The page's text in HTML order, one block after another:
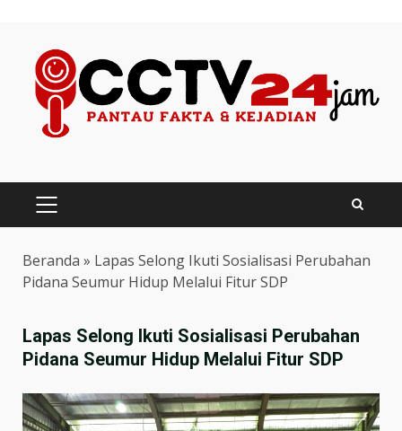
content
PRIMARY
MENU
Beranda » Lapas Selong Ikuti Sosialisasi Perubahan
Pidana Seumur Hidup Melalui Fitur SDP
Lapas Selong Ikuti Sosialisasi Perubahan
Pidana Seumur Hidup Melalui Fitur SDP